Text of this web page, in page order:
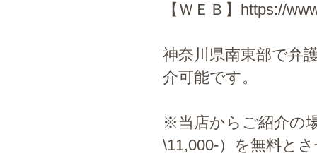
【ＷＥＢ】https://
神奈川県南東部で弁
介可能です。
※当店からご紹介の
\11,000-）を無料と